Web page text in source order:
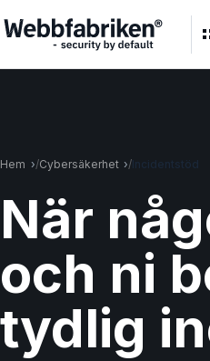
Hem Cybersäkerhet Incidentstöd
När
och ni
tydlig